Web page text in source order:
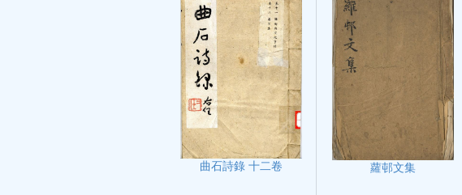
曲石詩錄 十二卷 蘿邨文集